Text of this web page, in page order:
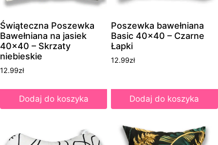
Świąteczna Poszewka
Bawełniana na jasiek
40×40 – Skrzaty
niebieskie
12.99zł
Dodaj do koszyka
Poszewka bawełniana
Basic 40×40 – Czarne
Łapki
12.99zł
Dodaj do koszyka